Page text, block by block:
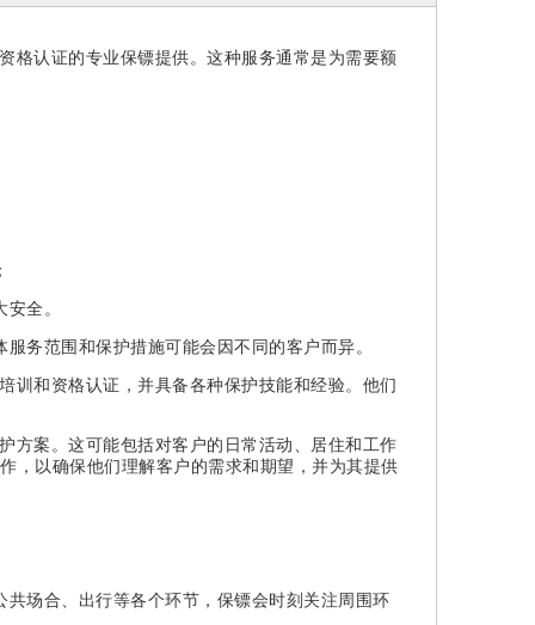
格认证的专业保镖提供。这种服务通常是为需要额
全。
务范围和保护措施可能会因不同的客户而异。
训和资格认证，并具备各种保护技能和经验。他们
方案。这可能包括对客户的日常活动、居住和工作
，以确保他们理解客户的需求和期望，并为其提供
场合、出行等各个环节，保镖会时刻关注周围环